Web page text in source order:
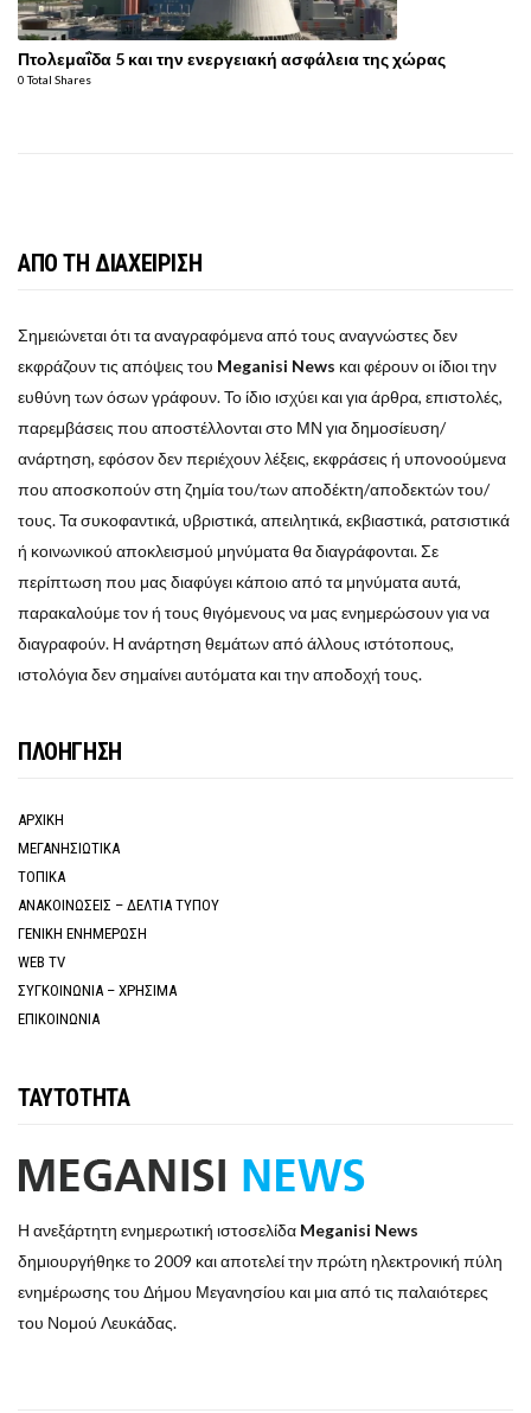
Πτολεμαΐδα 5 και την ενεργειακή ασφάλεια της χώρας
0 Total Shares
ΑΠΟ ΤΗ ΔΙΑΧΕΙΡΙΣΗ
Σημειώνεται ότι τα αναγραφόμενα από τους αναγνώστες δεν
εκφράζουν τις απόψεις του Meganisi News και φέρουν οι ίδιοι την
ευθύνη των όσων γράφουν. Το ίδιο ισχύει και για άρθρα, επιστολές,
παρεμβάσεις που αποστέλλονται στο ΜΝ για δημοσίευση/
ανάρτηση, εφόσον δεν περιέχουν λέξεις, εκφράσεις ή υπονοούμενα
που αποσκοπούν στη ζημία του/των αποδέκτη/αποδεκτών του/
τους. Τα συκοφαντικά, υβριστικά, απειλητικά, εκβιαστικά, ρατσιστικά
ή κοινωνικού αποκλεισμού μηνύματα θα διαγράφονται. Σε
περίπτωση που μας διαφύγει κάποιο από τα μηνύματα αυτά,
παρακαλούμε τον ή τους θιγόμενους να μας ενημερώσουν για να
διαγραφούν. Η ανάρτηση θεμάτων από άλλους ιστότοπους,
ιστολόγια δεν σημαίνει αυτόματα και την αποδοχή τους.
ΠΛΟΗΓΗΣΗ
ΑΡΧΙΚΗ
ΜΕΓΑΝΗΣΙΩΤΙΚΑ
ΤΟΠΙΚΑ
ΑΝΑΚΟΙΝΩΣΕΙΣ – ΔΕΛΤΙΑ ΤΥΠΟΥ
ΓΕΝΙΚΗ ΕΝΗΜΕΡΩΣΗ
WEB TV
ΣΥΓΚΟΙΝΩΝΙΑ – ΧΡΗΣΙΜΑ
ΕΠΙΚΟΙΝΩΝΙΑ
ΤΑΥΤΟΤΗΤΑ
Η ανεξάρτητη ενημερωτική ιστοσελίδα Meganisi News
δημιουργήθηκε το 2009 και αποτελεί την πρώτη ηλεκτρονική πύλη
ενημέρωσης του Δήμου Μεγανησίου και μια από τις παλαιότερες
του Νομού Λευκάδας.